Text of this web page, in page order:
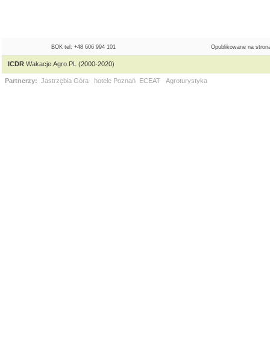
BOK tel: +48 606 994 101 Opublikowane na
ICDRWakacje.Agro.PL (2000-2020)
Partnerzy: Jastrzębia Góra hotele Poznań ECEAT Agroturystyka